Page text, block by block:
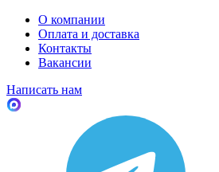
О компании
Оплата и доставка
Контакты
Вакансии
Написать нам